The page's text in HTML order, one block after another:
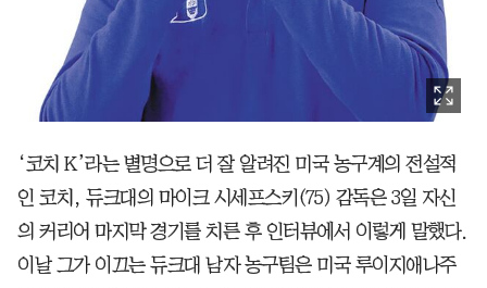
‘코치 K’라는 별명으로 더 잘 알려진 미국 농구계의 전설적
인 코치, 듀크대의 마이크 시세프스키(75) 감독은 3일 자신
의 커리어 마지막 경기를 치른 후 인터뷰에서 이렇게 말했다.
이날 그가 이끄는 듀크대 남자 농구팀은 미국 루이지애나주